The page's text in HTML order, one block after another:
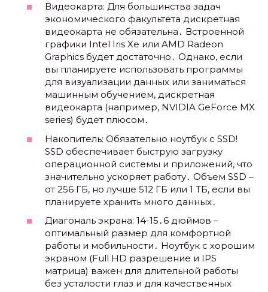
Видеокарта: Для большинства задач
экономического факультета дискретная
видеокарта не обязательна․ Встроенной
графики Intel Iris Xe или AMD Radeon
Graphics будет достаточно․ Однако, если
вы планируете использовать программы
для визуализации данных или заниматься
машинным обучением, дискретная
видеокарта (например, NVIDIA GeForce MX
series) будет плюсом․
Накопитель: Обязательно ноутбук с SSD!
SSD обеспечивает быструю загрузку
операционной системы и приложений, что
значительно ускоряет работу․ Объем SSD –
от 256 ГБ, но лучше 512 ГБ или 1 ТБ, если вы
планируете хранить много данных․
Диагональ экрана: 14-15․6 дюймов –
оптимальный размер для комфортной
работы и мобильности․ Ноутбук с хорошим
экраном (Full HD разрешение и IPS
матрица) важен для длительной работы
без усталости глаз и для качественных